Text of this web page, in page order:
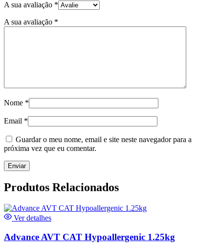
A sua avaliação *
A sua avaliação *
Nome *
Email *
Guardar o meu nome, email e site neste navegador para a
próxima vez que eu comentar.
Produtos Relacionados
Ver detalhes
Advance AVT CAT Hypoallergenic 1.25kg